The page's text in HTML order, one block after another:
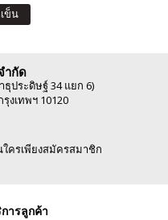
ข็น
ำกัด
ประดิษฐ์ 34 แยก 6)
งเทพฯ 10120
ครเพียงสมัครสมาชิก
ารลูกค้า